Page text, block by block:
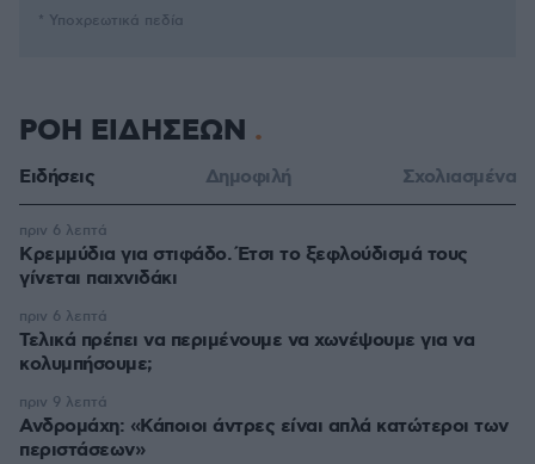
* Υποχρεωτικά πεδία
ΡΟΗ ΕΙΔΗΣΕΩΝ
Ειδήσεις Δημοφιλή Σχολιασμένα
Κρεμμύδια για στιφάδο. Έτσι το ξεφλούδισμά τους
γίνεται παιχνιδάκι
πριν 6 λεπτά
Τελικά πρέπει να περιμένουμε να χωνέψουμε για να
κολυμπήσουμε;
πριν 6 λεπτά
Ανδρομάχη: «Κάποιοι άντρες είναι απλά κατώτεροι των
περιστάσεων»
πριν 9 λεπτά